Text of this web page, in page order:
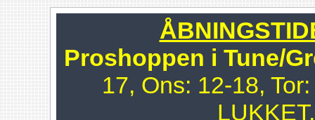
Proshoppen i Tune/
17, Ons: 12-18,